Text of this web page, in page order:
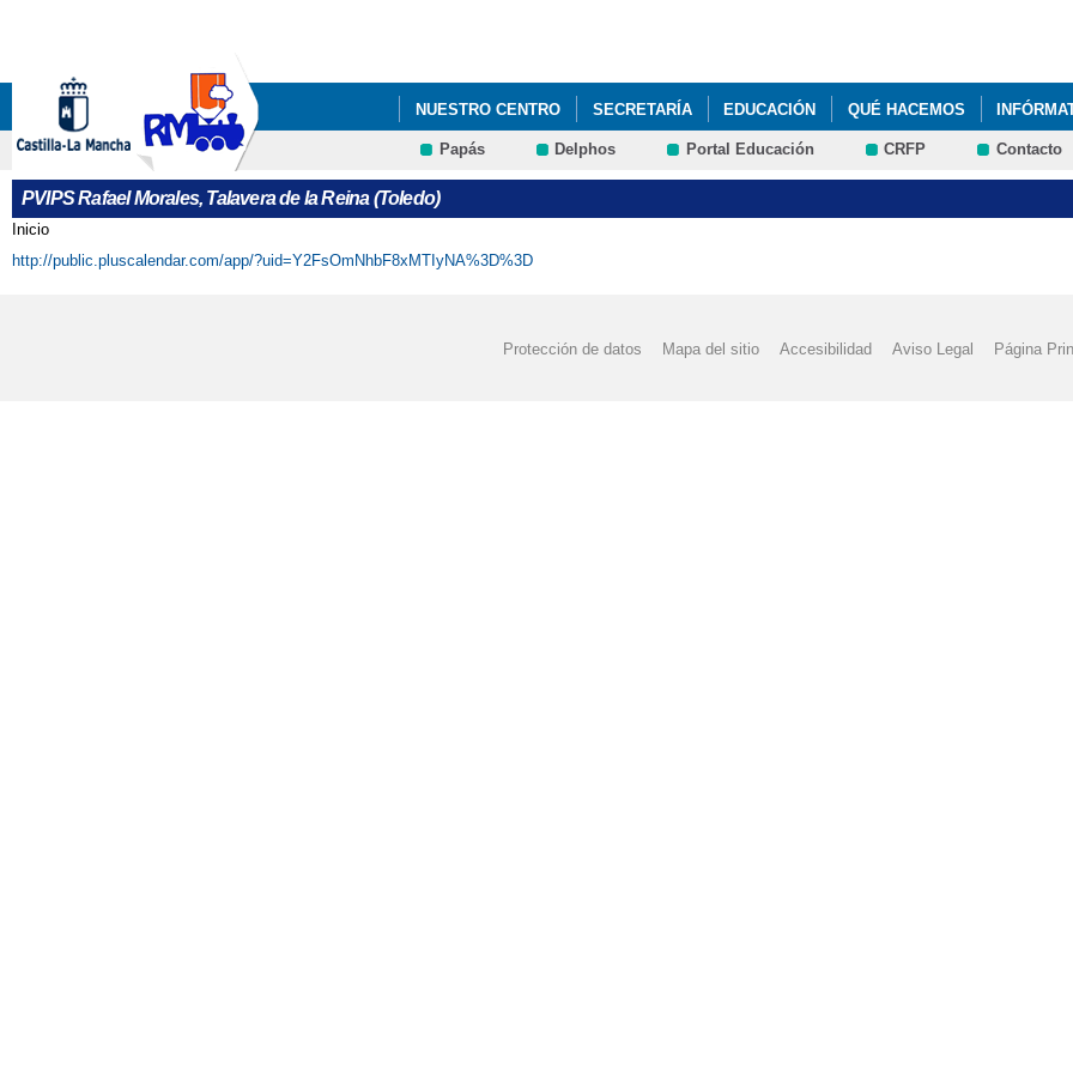
NUESTRO CENTRO SECRETARÍA EDUCACIÓN QUÉ HACEMOS
Papás Delphos Portal Educación CRFP Contacto
PVIPS Rafael Morales, Talavera de la Reina (Toledo)
Se encuentra usted aquí
Inicio
http://public.pluscalendar.com/app/?uid=Y2FsOmNhbF8xMTIyNA%3D%3D
Protección de datos Mapa del sitio Accesibilidad Aviso Legal Página